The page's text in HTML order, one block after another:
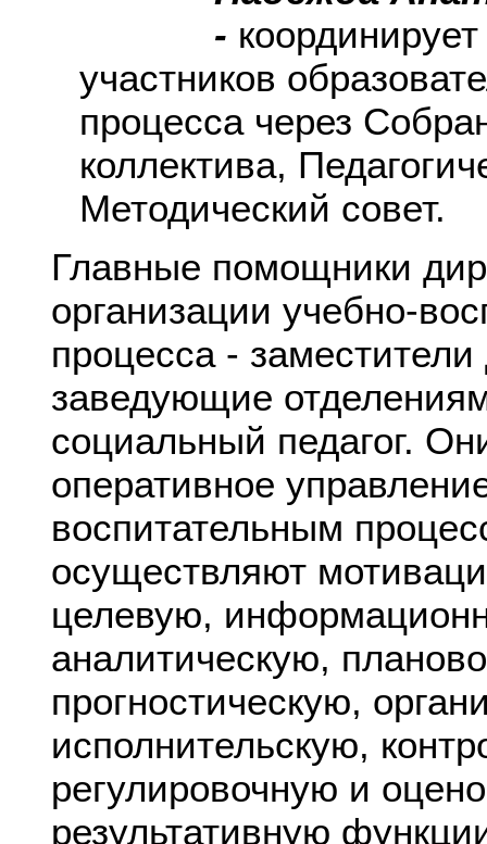
-
участников
процесса через
коллектива,
Методический совет.
Главные помощники
организации учебно-
процесса - заместители
заведующие
социальный педагог.
оперативное
воспитательным
осуществляют
целевую,
аналитическую,
прогностическую,
исполнительскую,
регулировочную и
результативную